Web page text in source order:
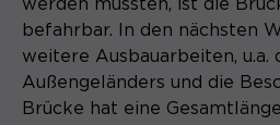
werden mussten, ist die
befahrbar. In den nächsten
weitere Ausbauarbeiten, u.a.
Außengeländers und die
Brücke hat eine